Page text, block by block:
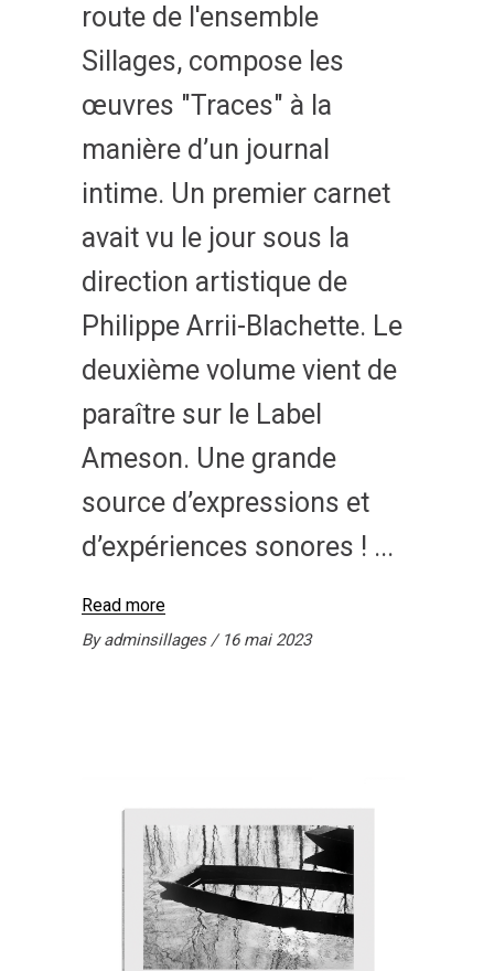
route de l'ensemble
Sillages, compose les
œuvres "Traces" à la
manière d’un journal
intime. Un premier carnet
avait vu le jour sous la
direction artistique de
Philippe Arrii-Blachette. Le
deuxième volume vient de
paraître sur le Label
Ameson. Une grande
source d’expressions et
d’expériences sonores !
Read more
Byadminsillages 16 mai 2023